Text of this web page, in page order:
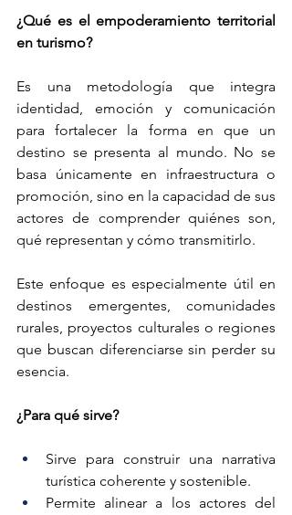
¿Qué es el empoderamiento territorial
en turismo?
Es una metodología que integra
identidad, emoción y comunicación
para fortalecer la forma en que un
destino se presenta al mundo. No se
basa únicamente en infraestructura o
promoción, sino en la capacidad de sus
actores de comprender quiénes son,
qué representan y cómo transmitirlo.
Este enfoque es especialmente útil en
destinos emergentes, comunidades
rurales, proyectos culturales o regiones
que buscan diferenciarse sin perder su
esencia.
¿Para qué sirve?
Sirve para construir una narrativa
turística coherente y sostenible.
Permite alinear a los actores del